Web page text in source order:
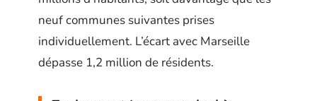
neuf communes suivantes prises
individuellement. L’écart avec Marseille
dépasse 1,2 million de résidents.